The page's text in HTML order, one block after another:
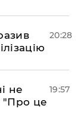
20:28
не
"Про це
19:57